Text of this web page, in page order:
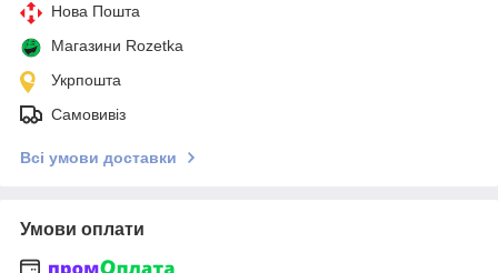
Нова Пошта
Магазини Rozetka
Укрпошта
Самовивіз
Всі умови доставки
Умови оплати